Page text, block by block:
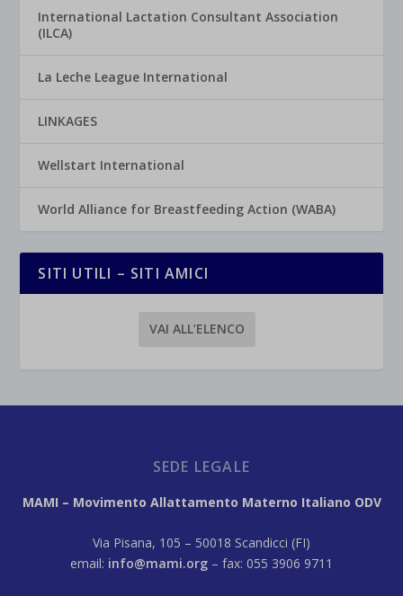
International Lactation Consultant Association
(ILCA)
La Leche League International
LINKAGES
Wellstart International
World Alliance for Breastfeeding Action (WABA)
SITI UTILI – SITI AMICI
VAI ALL’ELENCO
SEDE LEGALE
MAMI – Movimento Allattamento Materno Italiano ODV
Via Pisana, 105 – 50018 Scandicci (FI)
email: info@mami.org – fax: 055 3906 9711